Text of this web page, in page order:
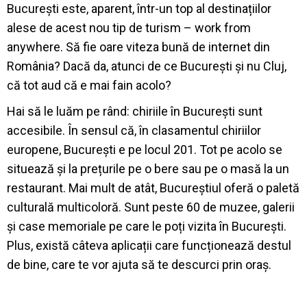
București este, aparent, într-un top al destinațiilor
alese de acest nou tip de turism – work from
anywhere. Să fie oare viteza bună de internet din
România? Dacă da, atunci de ce București și nu Cluj,
că tot aud că e mai fain acolo?
Hai să le luăm pe rând: chiriile în București sunt
accesibile. În sensul că, în clasamentul chiriilor
europene, București e pe locul 201. Tot pe acolo se
situează și la prețurile pe o bere sau pe o masă la un
restaurant. Mai mult de atât, Bucureștiul oferă o paletă
culturală multicoloră. Sunt peste 60 de muzee, galerii
și case memoriale pe care le poți vizita în București.
Plus, există câteva aplicații care funcționează destul
de bine, care te vor ajuta să te descurci prin oraș.